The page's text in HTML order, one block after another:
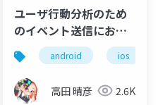
.net smart components
ユーザ行動分析のため
のイベント送信におけ
る iOS / Android 間の
実装差異を防ぐオーバ
ーレイデバッグ表示機
能の紹介
android ios
高田 晴彦 2.6K